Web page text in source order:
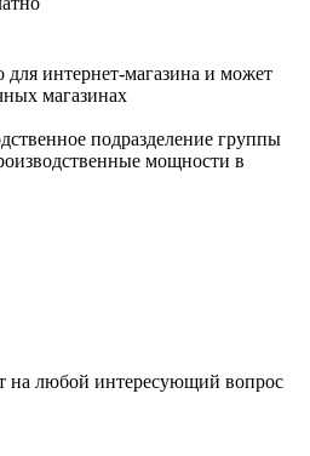
для интернет-магазина и может
магазинах
подразделение группы
мощности в
на любой интересующий вопрос